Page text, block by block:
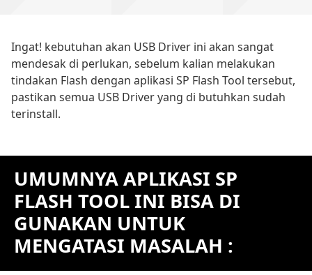
Ingat! kebutuhan akan USB Driver ini akan sangat
mendesak di perlukan, sebelum kalian melakukan
tindakan Flash dengan aplikasi SP Flash Tool tersebut,
pastikan semua USB Driver yang di butuhkan sudah
terinstall.
UMUMNYA APLIKASI SP
FLASH TOOL INI BISA DI
GUNAKAN UNTUK
MENGATASI MASALAH :